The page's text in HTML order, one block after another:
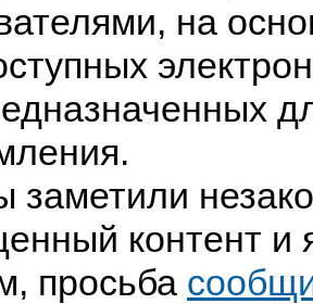
на
заметили
контент и
просьба